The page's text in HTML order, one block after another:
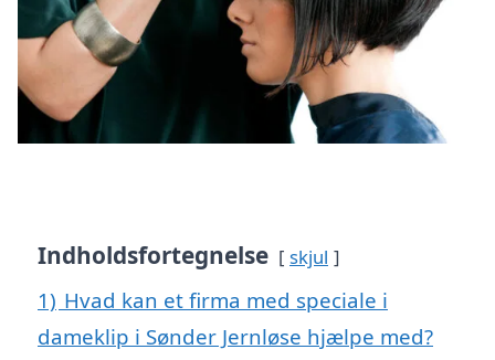
Indholdsfortegnelse skjul
1) Hvad kan et firma med speciale i
dameklip i Sønder Jernløse hjælpe med?